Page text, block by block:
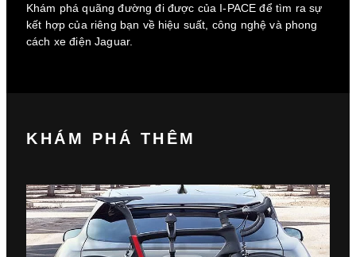
Khám phá quãng đường đi được của I-PACE để tìm ra sự
kết hợp của riêng bạn về hiệu suất, công nghệ và phong
cách xe điện Jaguar.
KHÁM PHÁ THÊM